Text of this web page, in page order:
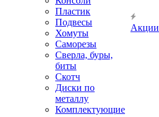
Пластик
Подвесы
Хомуты
Саморезы
Сверла, буры,
биты
Скотч
Диски по
металлу
Комплектующие
Акции